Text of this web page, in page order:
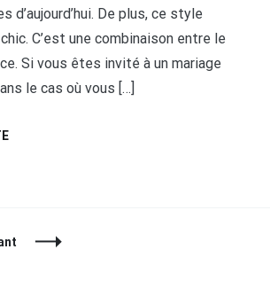
d’aujourd’hui. De plus, ce style
C’est une combinaison entre le
Si vous êtes invité à un mariage
le cas où vous […]